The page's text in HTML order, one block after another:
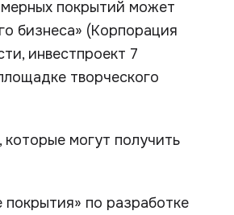
покрытий может
бизнеса» (Корпорация
инвестпроект 7
творческого
могут получить
по разработке